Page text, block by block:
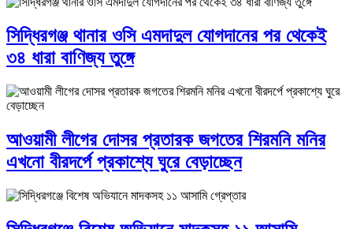
সিদ্ধিরগঞ্জ থানার ওসি এমদাদুল যোগদানের পর থেকেই
৩৪ ধারা বাণিজ্য তুঙ্গে
আওয়ামী লীগের দোসর প্রতারক জগতের শিরমনি মনির
এখনো বীরদর্পে প্রকাশ্যে ঘুরে বেড়াচ্ছেন